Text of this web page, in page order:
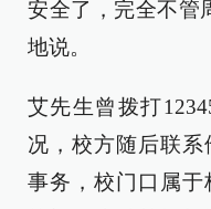
安全了，完全不管
地说。
艾先生曾拨打
况，校方随后联
事务，校门口属于